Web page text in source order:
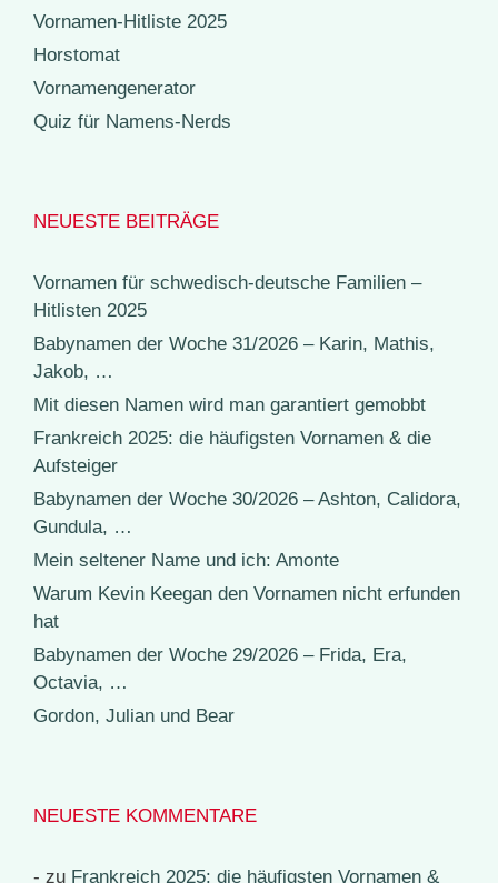
Vornamen-Hitliste 2025
Horstomat
Vornamengenerator
Quiz für Namens-Nerds
NEUESTE BEITRÄGE
Vornamen für schwedisch-deutsche Familien –
Hitlisten 2025
Babynamen der Woche 31/2026 – Karin, Mathis,
Jakob, …
Mit diesen Namen wird man garantiert gemobbt
Frankreich 2025: die häufigsten Vornamen & die
Aufsteiger
Babynamen der Woche 30/2026 – Ashton, Calidora,
Gundula, …
Mein seltener Name und ich: Amonte
Warum Kevin Keegan den Vornamen nicht erfunden
hat
Babynamen der Woche 29/2026 – Frida, Era,
Octavia, …
Gordon, Julian und Bear
NEUESTE KOMMENTARE
- zu Frankreich 2025: die häufigsten Vornamen &